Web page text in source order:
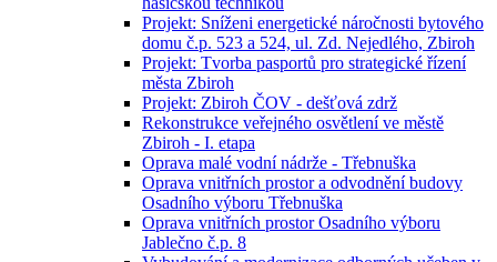
Projekt: Sníženi energetické náročnosti bytového
domu č.p. 523 a 524, ul. Zd. Nejedlého, Zbiroh
Projekt: Tvorba pasportů pro strategické řízení
města Zbiroh
Projekt: Zbiroh ČOV - dešťová zdrž
Rekonstrukce veřejného osvětlení ve městě
Zbiroh - I. etapa
Oprava malé vodní nádrže - Třebnuška
Oprava vnitřních prostor a odvodnění budovy
Osadního výboru Třebnuška
Oprava vnitřních prostor Osadního výboru
Jablečno č.p. 8